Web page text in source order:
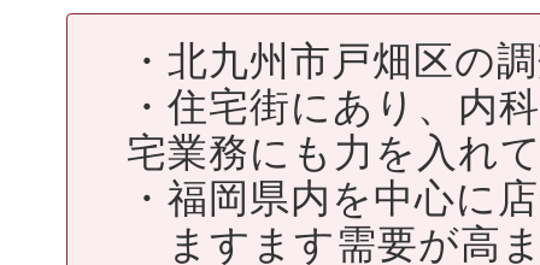
・北九州市戸畑区の
・住宅街にあり、内
宅業務にも力を入れ
・福岡県内を中心に
ますます需要が高